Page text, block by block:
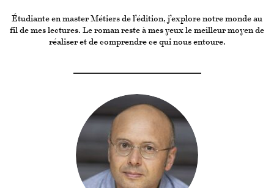
Étudiante en master Métiers de l’édition, j’explore notre monde au
fil de mes lectures. Le roman reste à mes yeux le meilleur moyen de
réaliser et de comprendre ce qui nous entoure.